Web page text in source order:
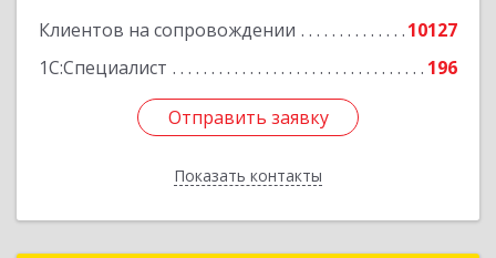
Клиентов на сопровождении
10127
1С:Специалист
196
Отправить заявку
Показать контакты
Отправить заявку
Назад